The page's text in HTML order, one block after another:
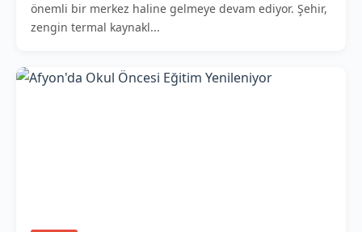
önemli bir merkez haline gelmeye devam ediyor. Şehir,
zengin termal kaynakl...